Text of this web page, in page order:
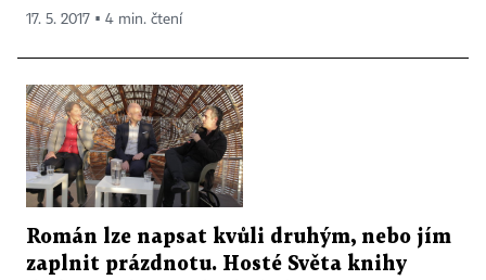
17. 5. 2017 ▪ 4 min. čtení
Román lze napsat kvůli druhým, nebo jím
zaplnit prázdnotu. Hosté Světa knihy